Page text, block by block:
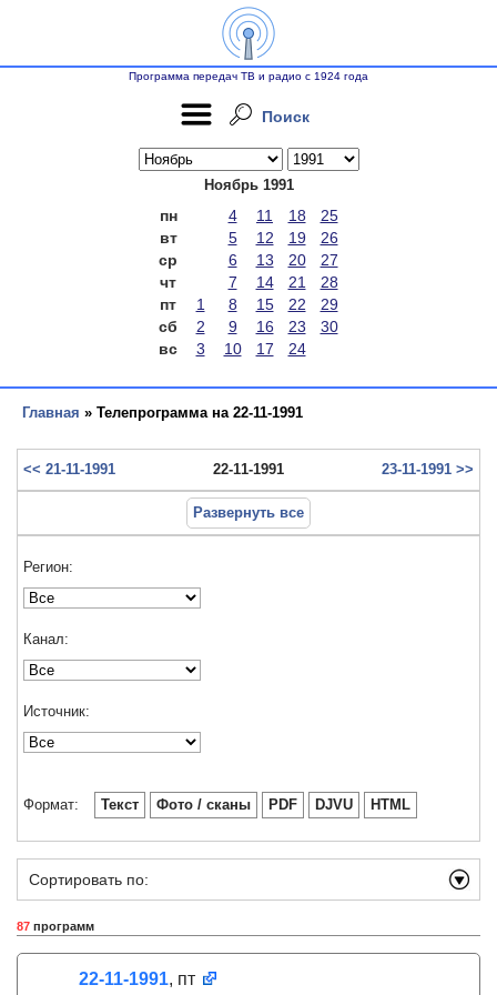
Программа передач ТВ и радио с 1924 года
Поиск
Ноябрь 1991
пн 4 11 18
25
вт
5 12 19
26
ср
6 13 20
27
чт
7 14 21
28
пт
1 8 15 22
29
сб
2 9 16 23
30
вс
3 10 17 24
Главная » Телепрограмма на 22-11-1991
<< 21-11-1991 22-11-1991 23-11-1991 >>
Развернуть все
Регион:
Канал:
Источник:
Формат: Текст Фото / сканы PDF DJVU HTML
Сортировать по:
87 программ
22-11-1991, пт